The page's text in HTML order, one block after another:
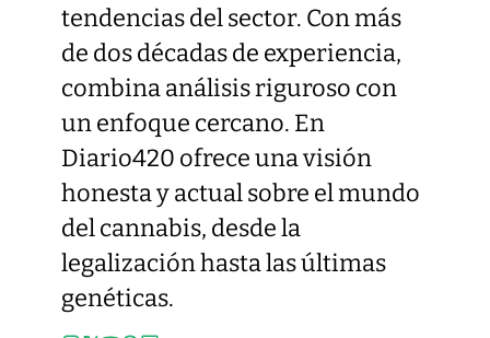
tendencias del sector. Con más
de dos décadas de experiencia,
combina análisis riguroso con
un enfoque cercano. En
Diario420 ofrece una visión
honesta y actual sobre el mundo
del cannabis, desde la
legalización hasta las últimas
genéticas.